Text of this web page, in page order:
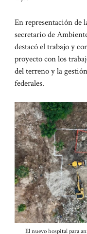
En representación de
secretario de
destacó el trabajo y
proyecto con los
del terreno y la
federales.
El nuevo hospital para